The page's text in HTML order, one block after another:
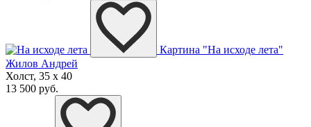
Картина "На исходе лета"
Жилов Андрей
Холст, 35 x 40
13 500 руб.